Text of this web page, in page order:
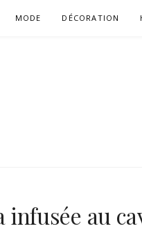
MODE DÉCORATION
infusée au